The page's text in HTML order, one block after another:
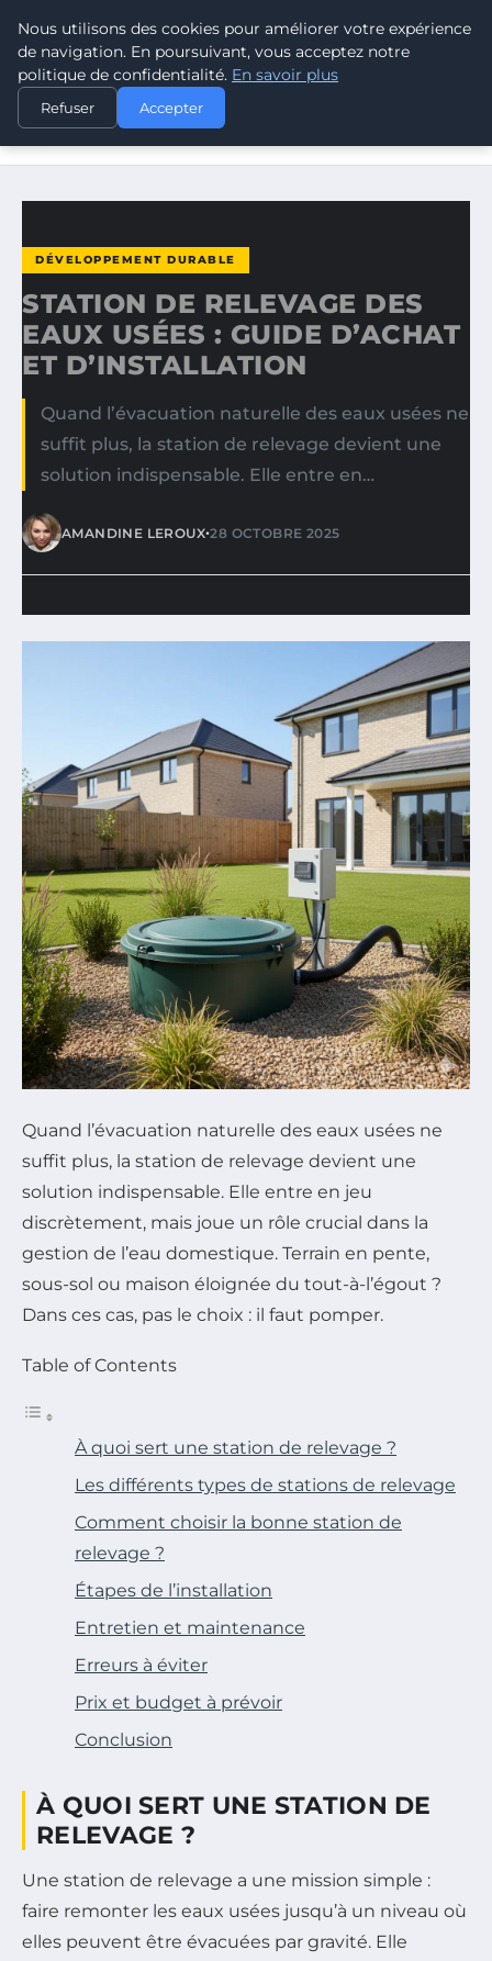
CLIMATE GUARDIAN
ACCUEIL
DÉVELOPPEMENT DURABLE
STATION DE RELEVAGE DES EAUX USÉES : GUIDE D’ACHAT
DÉVELOPPEMENT DURABLE
STATION DE RELEVAGE DES
EAUX USÉES : GUIDE D’ACHAT
ET D’INSTALLATION
Quand l’évacuation naturelle des eaux usées ne
suffit plus, la station de relevage devient une
solution indispensable. Elle entre en…
AMANDINE LEROUX•28 OCTOBRE 2025
Quand l’évacuation naturelle des eaux usées ne
suffit plus, la station de relevage devient une
solution indispensable. Elle entre en jeu
discrètement, mais joue un rôle crucial dans la
gestion de l’eau domestique. Terrain en pente,
sous-sol ou maison éloignée du tout-à-l’égout ?
Dans ces cas, pas le choix : il faut pomper.
Table of Contents
À quoi sert une station de relevage ?
Les différents types de stations de relevage
Comment choisir la bonne station de
relevage ?
Étapes de l’installation
Entretien et maintenance
Erreurs à éviter
Prix et budget à prévoir
Conclusion
À QUOI SERT UNE STATION DE
RELEVAGE ?
Une station de relevage a une mission simple :
faire remonter les eaux usées jusqu’à un niveau où
elles peuvent être évacuées par gravité. Elle
Nous utilisons des cookies pour améliorer votre expérience
de navigation. En poursuivant, vous acceptez notre
politique de confidentialité. En savoir plus
Refuser Accepter